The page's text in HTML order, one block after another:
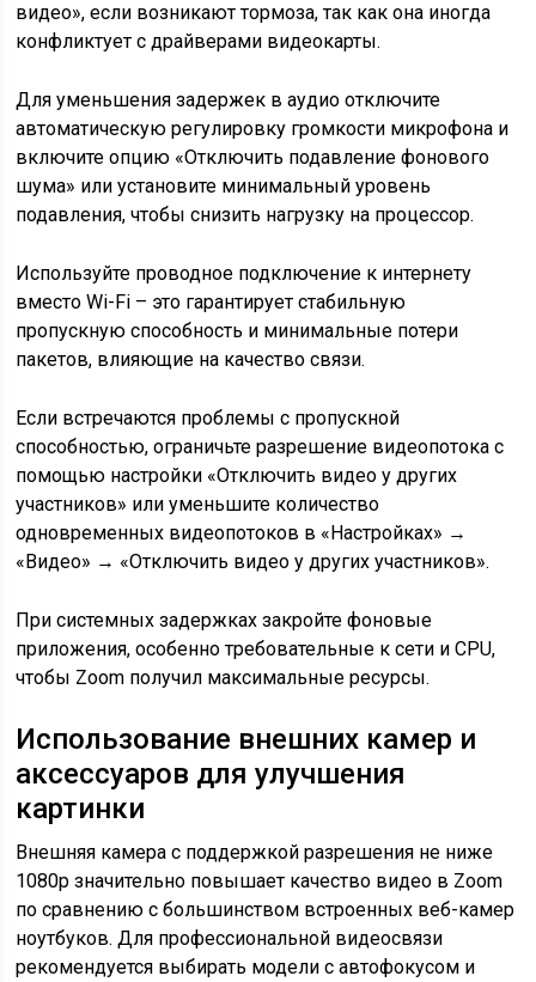
видео», если возникают тормоза, так как она иногда
конфликтует с драйверами видеокарты.
Для уменьшения задержек в аудио отключите
автоматическую регулировку громкости микрофона и
включите опцию «Отключить подавление фонового
шума» или установите минимальный уровень
подавления, чтобы снизить нагрузку на процессор.
Используйте проводное подключение к интернету
вместо Wi-Fi – это гарантирует стабильную
пропускную способность и минимальные потери
пакетов, влияющие на качество связи.
Если встречаются проблемы с пропускной
способностью, ограничьте разрешение видеопотока с
помощью настройки «Отключить видео у других
участников» или уменьшите количество
одновременных видеопотоков в «Настройках» →
«Видео» → «Отключить видео у других участников».
При системных задержках закройте фоновые
приложения, особенно требовательные к сети и CPU,
чтобы Zoom получил максимальные ресурсы.
Использование внешних камер и
аксессуаров для улучшения
картинки
Внешняя камера с поддержкой разрешения не ниже
1080p значительно повышает качество видео в Zoom
по сравнению с большинством встроенных веб-камер
ноутбуков. Для профессиональной видеосвязи
рекомендуется выбирать модели с автофокусом и